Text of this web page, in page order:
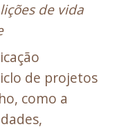
de vida
de projetos
como a